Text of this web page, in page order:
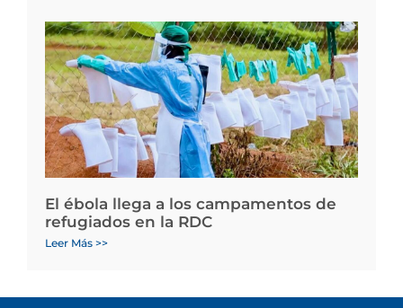
El ébola llega a los campamentos de
refugiados en la RDC
Leer Más >>